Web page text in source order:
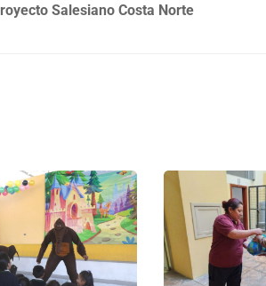
Salesiano Costa Norte